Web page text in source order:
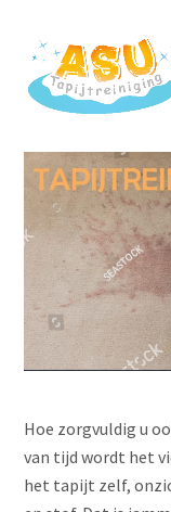
Hoe zorgvuldig u
van tijd wordt het
het tapijt zelf,